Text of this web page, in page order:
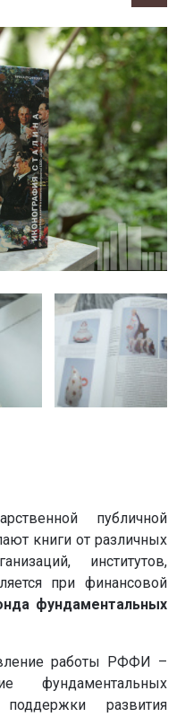
публичной
книги от различных
институтов,
при финансовой
фундаментальных
работы РФФИ –
фундаментальных
развития